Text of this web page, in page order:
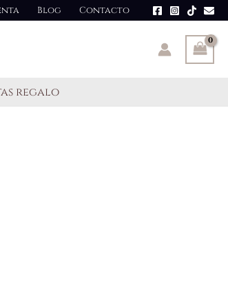
Blog Contacto
regalo